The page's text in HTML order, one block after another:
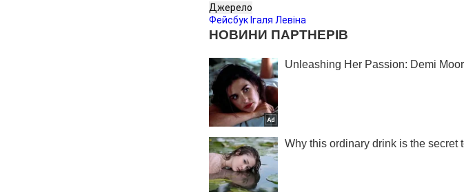
Джерело
Фейсбук Ігаля Левіна